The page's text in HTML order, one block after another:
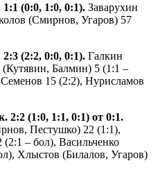
(0:0, 1:0, 0:1). Заварухин
(Смирнов, Угаров) 57
(2:2, 0:0, 0:1). Галкин
Балмин) 5 (1:1 –
15 (2:2), Нурисламов
2:2 (1:0, 1:1, 0:1) от 0:1.
Пестушко) 22 (1:1),
– бол), Васильченко
Хлыстов (Билалов, Угаров)